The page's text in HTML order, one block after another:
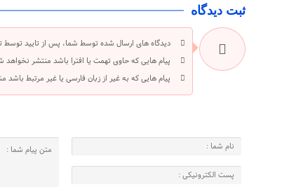
ثبت دیدگاه
دیدگاه های ارسال شده توسط شما، پس از تایید
پیام هایی که حاوی تهمت یا افترا باشد منتشر نخواهد
پیام هایی که به غیر از زبان فارسی یا غیر مرتبط